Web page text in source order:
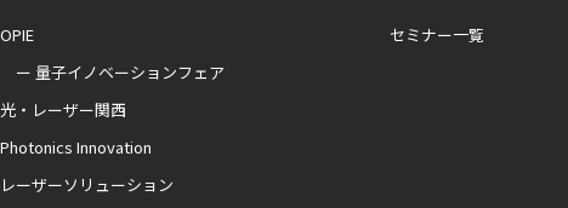
OPIE
ー 量子イノベーションフェア
光・レーザー関西
Photonics Innovation
レーザーソリューション
セミナー一覧